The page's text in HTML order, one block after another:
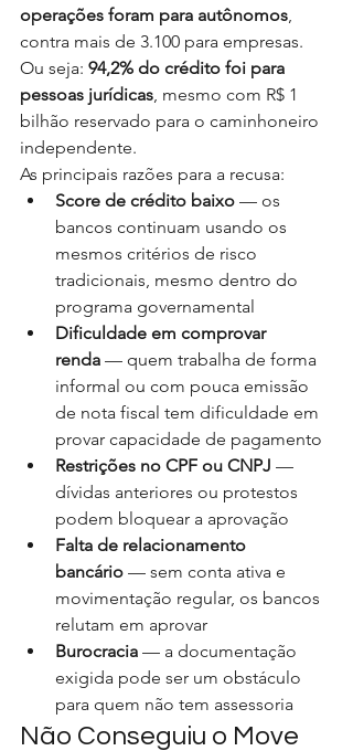
operações foram para autônomos,
contra mais de 3.100 para empresas.
Ou seja: 94,2% do crédito foi para
pessoas jurídicas, mesmo com R$ 1
bilhão reservado para o caminhoneiro
independente.
As principais razões para a recusa:
Score de crédito baixo — os
bancos continuam usando os
mesmos critérios de risco
tradicionais, mesmo dentro do
programa governamental
Dificuldade em comprovar
renda — quem trabalha de forma
informal ou com pouca emissão
de nota fiscal tem dificuldade em
provar capacidade de pagamento
Restrições no CPF ou CNPJ —
dívidas anteriores ou protestos
podem bloquear a aprovação
Falta de relacionamento
bancário — sem conta ativa e
movimentação regular, os bancos
relutam em aprovar
Burocracia — a documentação
exigida pode ser um obstáculo
para quem não tem assessoria
Não Conseguiu o Move